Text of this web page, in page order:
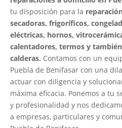
tu disposición para la
secadoras, frigoríficos,
eléctricas, hornos,
calentadores, termos y
calderas. Contamos con un
Puebla de Benifasar con una
actuar con diligencia y
máxima eficacia. Ponemos a tu
y profesionalidad y nos
a empresas, particulares y